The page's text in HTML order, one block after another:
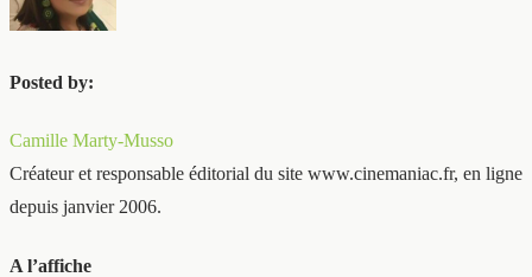
Posted by:
Camille Marty-Musso
Créateur et responsable éditorial du site www.cinemaniac.fr, en ligne
depuis janvier 2006.
A l’affiche